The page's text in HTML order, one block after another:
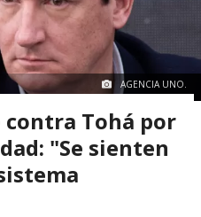
AGENCIA UNO.
Tohá por
"Se sienten